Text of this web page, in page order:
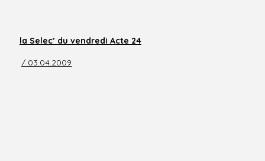
la Selec’ du vendredi Acte 24
/ 03.04.2009